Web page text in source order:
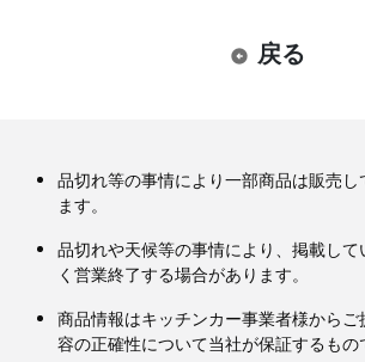
戻る
品切れ等の事情により一部商品は販売し
ます。
品切れや天候等の事情により、掲載し
く営業終了する場合があります。
商品情報はキッチンカー事業者様から
容の正確性について当社が保証するもの